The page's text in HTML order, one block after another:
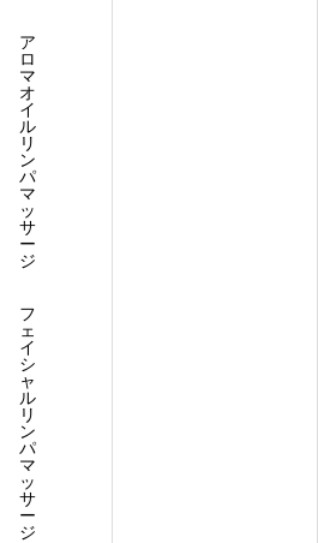
ア
ロ
マ
オ
イ
ル
リ
ン
パ
マ
ッ
サ
ー
ジ
フ
ェ
イ
シ
ャ
ル
リ
ン
パ
マ
ッ
サ
ー
ジ